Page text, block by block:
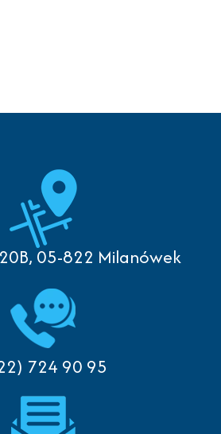
05-822 Milanówek
724 90 95